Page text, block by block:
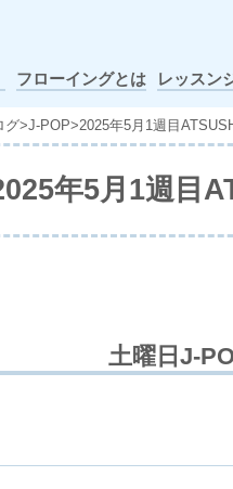
フローイングとは
レッスン
ッ
ショ
張レ
グ>J-POP>2025年5月1週目
年5月1週目
土曜日J-